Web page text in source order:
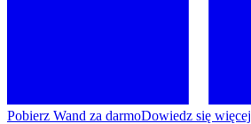
Pobierz Wand za darmoDowiedz się więcej